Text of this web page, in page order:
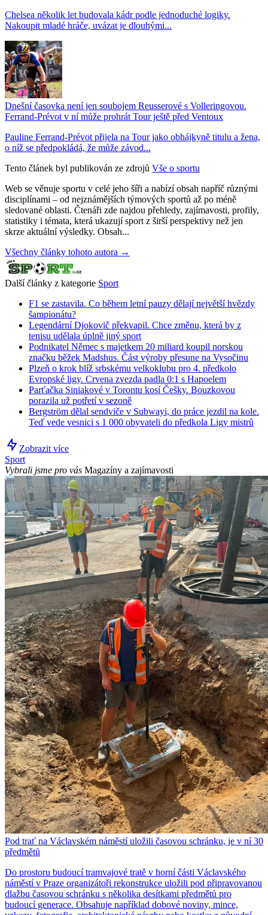
Chelsea několik let budovala kádr podle jednoduché logiky.
Nakoupit mladé hráče, uvázat je dlouhými...
Dnešní časovka není jen soubojem Reusserové s Volleringovou.
Ferrand-Prévot v ní může prohrát Tour ještě před Ventoux
Pauline Ferrand-Prévot přijela na Tour jako obhájkyně titulu a žena,
o níž se předpokládá, že může závod...
Tento článek byl publikován ze zdrojů Vše o sportu
Web se věnuje sportu v celé jeho šíři a nabízí obsah napříč různými
disciplínami – od nejznámějších týmových sportů až po méně
sledované oblasti. Čtenáři zde najdou přehledy, zajímavosti, profily,
statistiky i témata, která ukazují sport z širší perspektivy než jen
skrze aktuální výsledky. Obsah...
Všechny články tohoto autora →
Další články z kategorie Sport
F1 se zastavila. Co během letní pauzy dělají největší hvězdy
šampionátu?
Legendární Djokovič překvapil. Chce změnu, která by z
tenisu udělala úplně jiný sport
Podnikatel Němec s majetkem 20 miliard koupil norskou
značku běžek Madshus. Část výroby přesune na Vysočinu
Plzeň o krok blíž srbskému velkoklubu pro 4. předkolo
Evropské ligy. Crvena zvezda padla 0:1 s Hapoelem
Parťačka Siniakové v Torontu kosí Češky. Bouzkovou
porazila už potřetí v sezoně
Bergström dělal sendviče v Subwayi, do práce jezdil na kole.
Teď vede vesnici s 1 000 obyvateli do předkola Ligy mistrů
Zobrazit více
Sport
Vybrali jsme pro vás Magazíny a zajímavosti
Pod trať na Václavském náměstí uložili časovou schránku, je v ní 30
předmětů
Do prostoru budoucí tramvajové tratě v horní části Václavského
náměstí v Praze organizátoři rekonstrukce uložili pod připravovanou
dlažbu časovou schránku s několika desítkami předmětů pro
budoucí generace. Obsahuje například dobové noviny, mince,